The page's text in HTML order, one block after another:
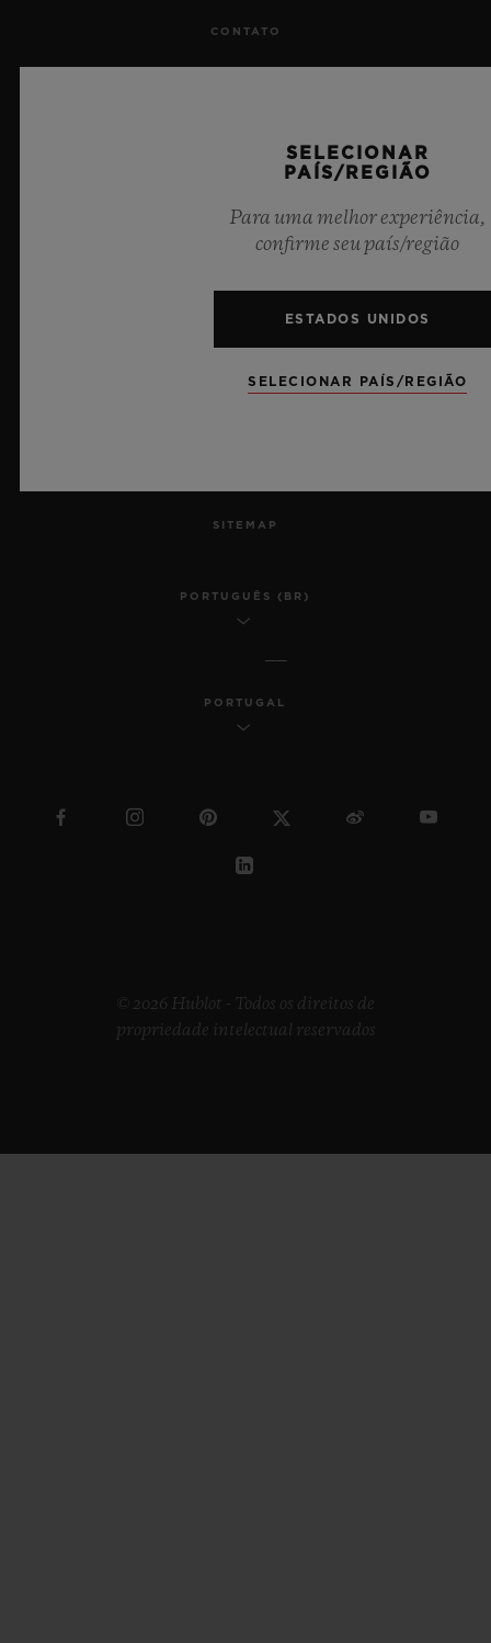
CONTATO
AVISO LEGAL E TERMOS DE USO
SITEMAP
PORTUGUÊS (BR)
PORTUGAL
© 2026 Hublot - Todos os direitos de
propriedade intelectual reservados
SELECIONAR
PAÍS/REGIÃO
Para uma melhor experiência,
confirme seu país/região
ESTADOS UNIDOS
SELECIONAR PAÍS/REGIÃO